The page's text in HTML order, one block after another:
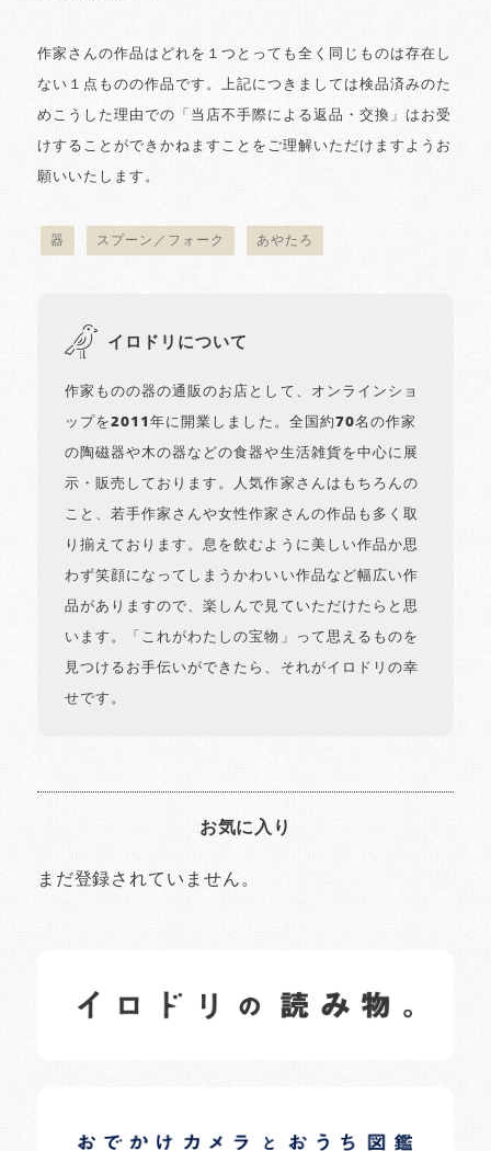
作家さんの作品はどれを１つとっても全く同じものは存在し
ない１点ものの作品です。上記につきましては検品済みのた
めこうした理由での「当店不手際による返品・交換」はお受
けすることができかねますことをご理解いただけますようお
願いいたします。
器 スプーン／フォーク あやたろ
イロドリについて
作家ものの器の通販のお店として、オンラインショ
ップを2011年に開業しました。全国約70名の作家
の陶磁器や木の器などの食器や生活雑貨を中心に展
示・販売しております。人気作家さんはもちろんの
こと、若手作家さんや女性作家さんの作品も多く取
り揃えております。息を飲むように美しい作品か思
わず笑顔になってしまうかわいい作品など幅広い作
品がありますので、楽しんで見ていただけたらと思
います。「これがわたしの宝物」って思えるものを
見つけるお手伝いができたら、それがイロドリの幸
せです。
お気に入り
まだ登録されていません。
日常の様子など随時更新中です。
日常の様子など随時更新中です。